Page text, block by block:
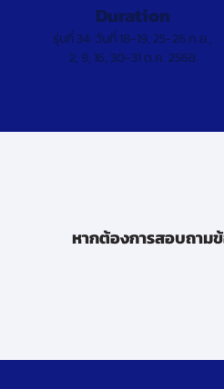
Duration
รุ่นที่ 34: วันที่ 18-19, 25-26 ก.ย.,
2, 9, 16, 30-31 ต.ค. 2568
หากต้องการสอบถาม